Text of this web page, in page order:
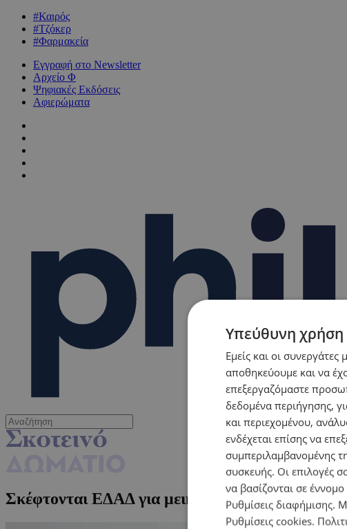
#Καιρός
#Τζόκερ
#Φαρμακεία
Εγγραφή στο Newsletter
Αρχείο Φ
Ψηφιακές Εκδόσεις
Αφιερώματα
Σκέφτονται ΕΔΑΔ για μεικτούς γάμους
Υπεύθυνη
Εμείς και οι
αποθηκεύουμε και να
επεξεργαζόμαστε
δεδομένα περιήγησης,
και περιεχομένου,
ενδέχεται επίσης να
συμπεριλαμβανομένης
συσκευής. Οι επιλογές
να βασίζονται σε
Ρυθμίσεις διαφήμισης.
Ρυθμίσεις cookies.